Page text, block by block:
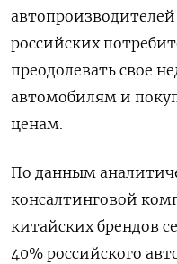
российских
преодолевать свое
автомобилям и
ценам.
По данным
консалтинговой
китайских брендов
40% российского